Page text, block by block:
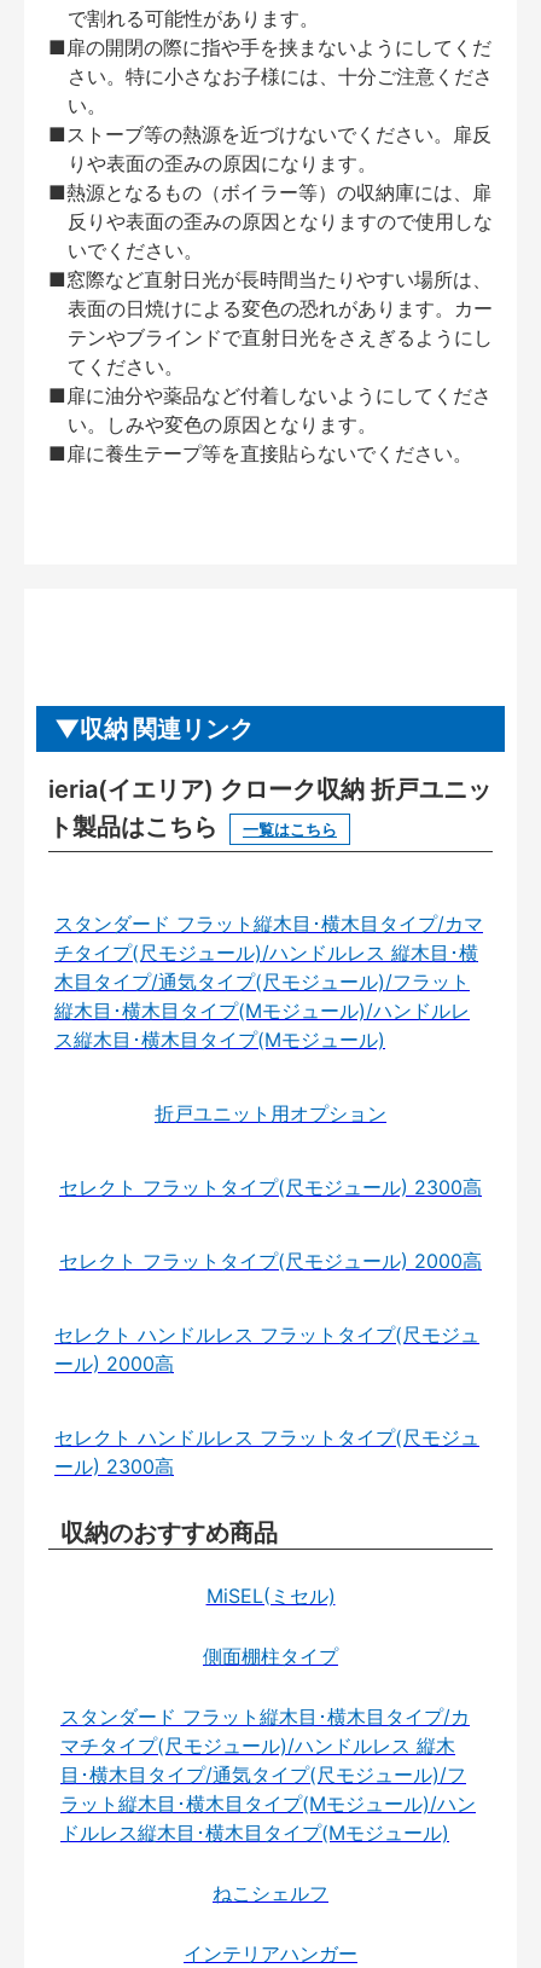
で割れる可能性があります。
■扉の開閉の際に指や手を挟まないようにしてくだ
さい。特に小さなお子様には、十分ご注意くださ
い。
■ストーブ等の熱源を近づけないでください。扉反
りや表面の歪みの原因になります。
■熱源となるもの（ボイラー等）の収納庫には、扉
反りや表面の歪みの原因となりますので使用しな
いでください。
■窓際など直射日光が長時間当たりやすい場所は、
表面の日焼けによる変色の恐れがあります。カー
テンやブラインドで直射日光をさえぎるようにし
てください。
■扉に油分や薬品など付着しないようにしてくださ
い。しみや変色の原因となります。
■扉に養生テープ等を直接貼らないでください。
収納 関連リンク
ieria(イエリア) クローク収納 折戸ユニッ
ト製品はこちら
一覧はこちら
スタンダード フラット縦木目･横木目タイプ/カマ
チタイプ(尺モジュール)/ハンドルレス 縦木目･横
木目タイプ/通気タイプ(尺モジュール)/フラット
縦木目･横木目タイプ(Mモジュール)/ハンドルレ
ス縦木目･横木目タイプ(Mモジュール)
折戸ユニット用オプション
セレクト フラットタイプ(尺モジュール) 2300高
セレクト フラットタイプ(尺モジュール) 2000高
セレクト ハンドルレス フラットタイプ(尺モジュ
ール) 2000高
セレクト ハンドルレス フラットタイプ(尺モジュ
ール) 2300高
収納のおすすめ商品
MiSEL(ミセル)
側面棚柱タイプ
スタンダード フラット縦木目･横木目タイプ/カ
マチタイプ(尺モジュール)/ハンドルレス 縦木
目･横木目タイプ/通気タイプ(尺モジュール)/フ
ラット縦木目･横木目タイプ(Mモジュール)/ハン
ドルレス縦木目･横木目タイプ(Mモジュール)
ねこシェルフ
インテリアハンガー